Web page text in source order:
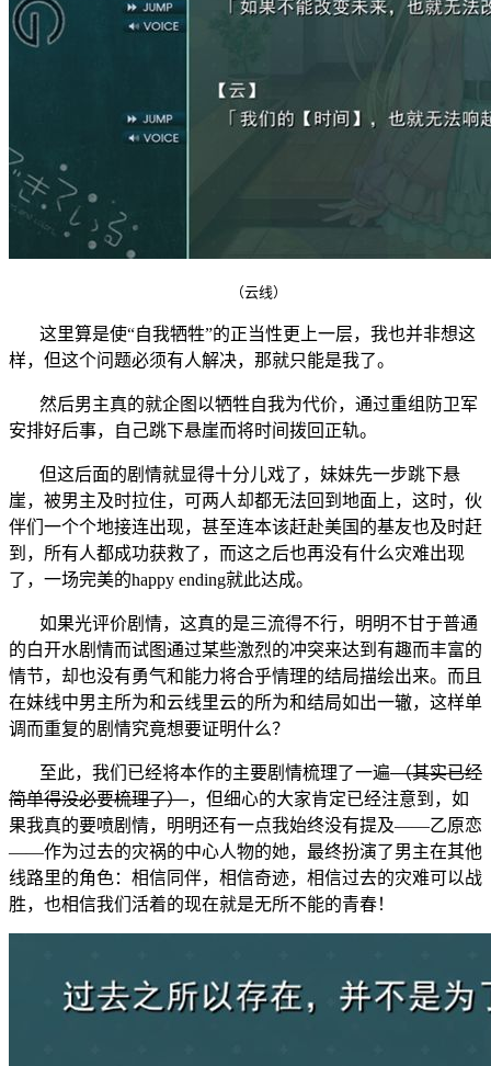
（云线）
这里算是使“自我牺牲”的正当性更上一层，我也并非想这
样，但这个问题必须有人解决，那就只能是我了。
然后男主真的就企图以牺牲自我为代价，通过重组防卫军
安排好后事，自己跳下悬崖而将时间拨回正轨。
但这后面的剧情就显得十分儿戏了，妹妹先一步跳下悬
崖，被男主及时拉住，可两人却都无法回到地面上，这时，伙
伴们一个个地接连出现，甚至连本该赶赴美国的基友也及时赶
到，所有人都成功获救了，而这之后也再没有什么灾难出现
了，一场完美的happy ending就此达成。
如果光评价剧情，这真的是三流得不行，明明不甘于普通
的白开水剧情而试图通过某些激烈的冲突来达到有趣而丰富的
情节，却也没有勇气和能力将合乎情理的结局描绘出来。而且
在妹线中男主所为和云线里云的所为和结局如出一辙，这样单
调而重复的剧情究竟想要证明什么？
至此，我们已经将本作的主要剧情梳理了一遍（其实已经
简单得没必要梳理了），但细心的大家肯定已经注意到，如
果我真的要喷剧情，明明还有一点我始终没有提及——乙原恋
——作为过去的灾祸的中心人物的她，最终扮演了男主在其他
线路里的角色：相信同伴，相信奇迹，相信过去的灾难可以战
胜，也相信我们活着的现在就是无所不能的青春！